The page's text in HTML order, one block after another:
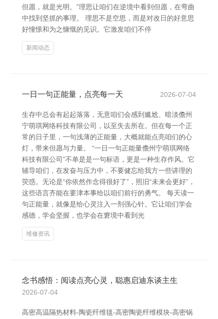
但愿，就是光明。”理思让咱们在逆境中看到但愿，在弯曲
中找到坚抓的事理。 理思不是空思，而是对改日的好意思
好憧憬和为之慷慨的见识。它激发咱们不停
新闻动态
一日一句正能量，点亮每一天 2026-07-04
生存中总会有起起落落，无意咱们会感到尴尬、暗淡儋州
宁萌琪网络科技有限公司，以至失去所在。但在每一个正
常的日子里，一句浅薄的正能量，大概就能点亮咱们的心
灯，带来但愿与力量。 “一日一句正能量儋州宁萌琪网络
科技有限公司”不单是是一句标语，更是一种生存作风。它
辅导咱们，在发奋与压力中，不要健忘给我方一些讲理的
荧惑。无论是“你依然作念得很好了”，照旧“未来会更好”，
这些语言齐能在要津本事给以咱们前行的勇气。 每天读一
句正能量，就像是给心灵注入一剂强心针。它让咱们学会
感德，学会坚握，也学会在窘境中看到光
维修资讯
念书感悟：阅读点亮心灵，聪惠启迪东谈主生
2026-07-04
高密高温隔热材料-陶瓷纤维毯-高密陶瓷纤维模块-高密锅